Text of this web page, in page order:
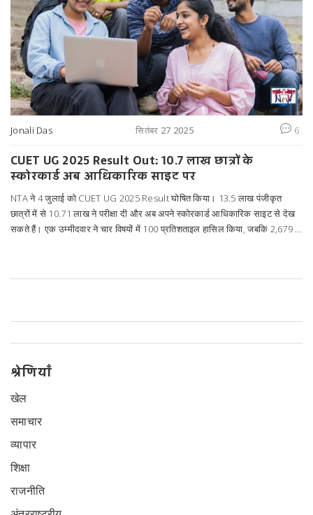
Jonali Das सितंबर 27 2025 6
CUET UG 2025 Result Out: 10.7 लाख छात्रों के
स्कोरकार्ड अब आधिकारिक साइट पर
NTA ने 4 जुलाई को CUET UG 2025 Result घोषित किया। 13.5 लाख पंजीकृत
छात्रों में से 10.71 लाख ने परीक्षा दी और अब अपने स्कोरकार्ड आधिकारिक साइट से देख
सकते हैं। एक उम्मीदवार ने चार विषयों में 100 प्रतिशताइल हासिल किया, जबकि 2,679 ने
श्रेणियाँ
खेल
समाचार
व्यापार
शिक्षा
राजनीति